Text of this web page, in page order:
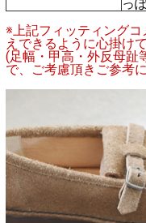
っ
※上記フィッティング
えできるように心掛け
(足幅・甲高・外反母趾
で、ご考慮頂きご参考